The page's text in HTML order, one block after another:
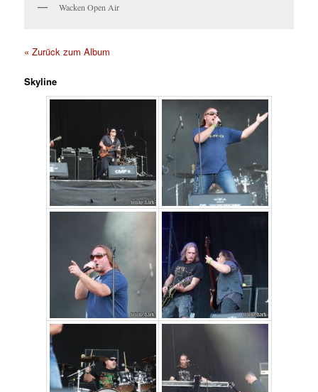
Wacken Open Air
« Zurück zum Album
Skyline